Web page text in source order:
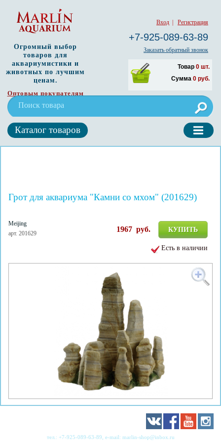
Вход Регистрация
+7-925-089-63-89
Заказать обратный звонок
Товар 0 шт.
Сумма 0 руб.
Огромный выбор
товаров для
аквариумистики и
животных по лучшим
ценам.
Оптовым покупателям
Каталог товаров
Грот для аквариума "Камни со мхом" (201629)
Meijing
арт. 201629
КУПИТЬ
1967 руб.
Есть в наличии
тел.: +7-925-089-63-89, e-mail: marlin-shop@inbox.ru